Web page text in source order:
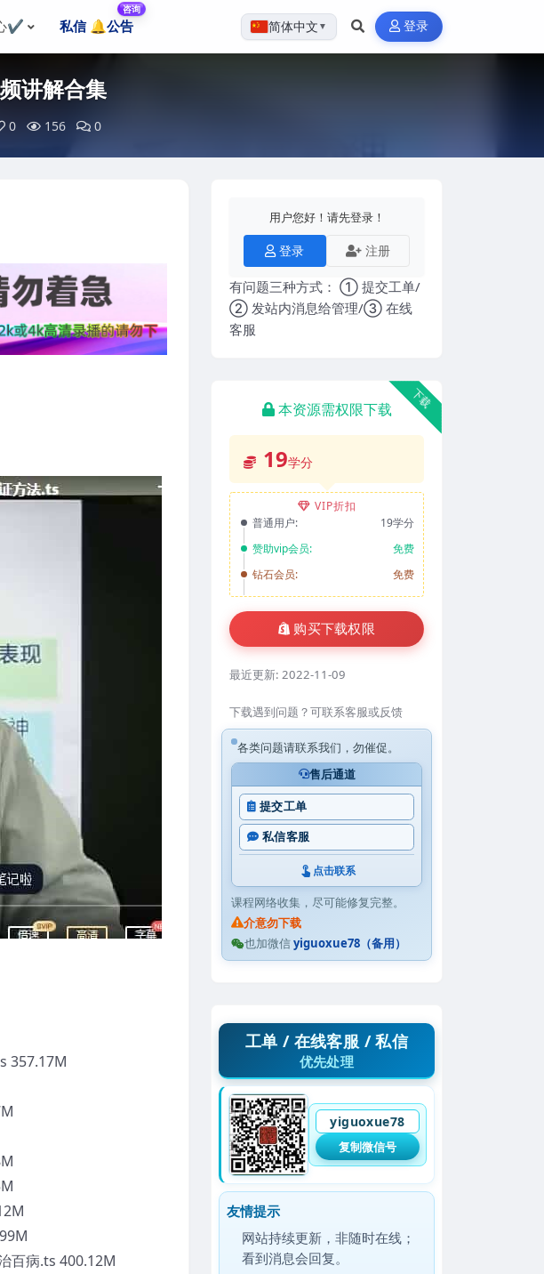
✔️ 私信 🔔公告
咨询
简体中文 ▼ 登录
讲解合集
0 156 0
357.17M
百病.ts 400.12M
用户您好！请先登录！
登录 注册
有问题三种方式： ① 提交工单/
② 发站内消息给管理/③ 在线
客服
下载
本资源需权限下载
19学分
VIP折扣
普通用户:
19学分
赞助vip会员:
免费
钻石会员:
免费
购买下载权限
最近更新: 2022-11-09
下载遇到问题？可联系客服或反馈
各类问题请联系我们，勿催促。
售后通道
提交工单
私信客服
点击联系
课程网络收集，尽可能修复完整。
介意勿下载
也加微信yiguoxue78（备用）
工单 / 在线客服 / 私信
优先处理
yiguoxue78
复制微信号
友情提示
网站持续更新，非随时在线；
看到消息会回复。